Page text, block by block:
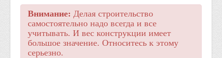
Внимание: Делая строительство
самостоятельно надо всегда и все
учитывать. И вес конструкции имеет
большое значение. Относитесь к этому
серьезно.